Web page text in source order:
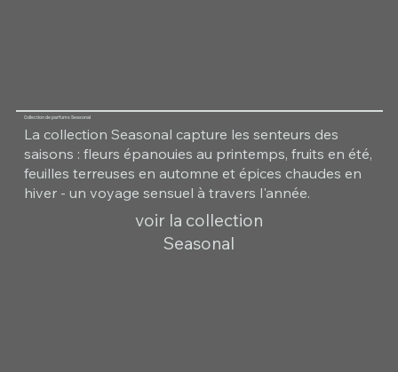
Collection de parfums Seasonal
La collection Seasonal capture les senteurs des
saisons : fleurs épanouies au printemps, fruits en été,
feuilles terreuses en automne et épices chaudes en
hiver - un voyage sensuel à travers l'année.
voir la collection
Seasonal